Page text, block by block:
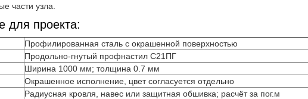
части узла.
для проекта:
Профилированная сталь с окрашенной поверхностью
Продольно-гнутый профнастил С21ПГ
Ширина 1000 мм; толщина 0.7 мм
Окрашенное исполнение, цвет согласуется отдельно
Радиусная кровля, навес или защитная обшивка; расчёт за пог.м